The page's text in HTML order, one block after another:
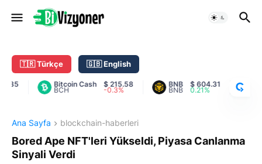
🇹🇷 Türkçe 🇬🇧 English
Bitcoin Cash
BCH
$ 215.58
-0.3%
BNB
BNB
$ 604.31
0.21% ADA
Ana Sayfa blockchain-haberleri
Bored Ape NFT'leri Yükseldi, Piyasa Canlanma
Sinyali Verdi